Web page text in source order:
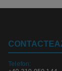
Telefon: